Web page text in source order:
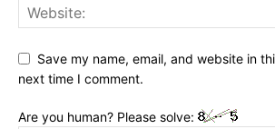
Save my name, email, and website in
next time I comment.
Are you human? Please solve: